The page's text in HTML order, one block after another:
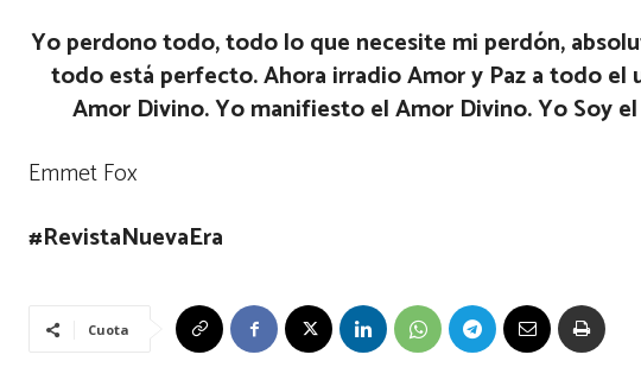
Yo perdono todo, todo lo que necesite mi perdón,
todo está perfecto. Ahora irradio Amor y Paz a todo el
Amor Divino. Yo manifiesto el Amor Divino. Yo Soy
Emmet Fox
#RevistaNuevaEra
Cuota